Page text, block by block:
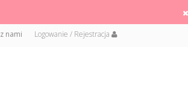
Logowanie / Rejestracja
nami